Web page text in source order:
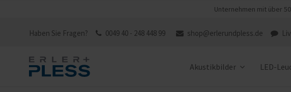
Unternehmen mit über
Haben Sie Fragen? 0049 40 - 248 448 99 shop@erlerundpless.de
Akustikbilder LED-